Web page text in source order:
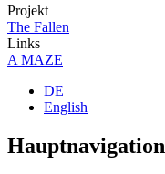
Projekt
The Fallen
Links
A MAZE
DE
English
Hauptnavigation